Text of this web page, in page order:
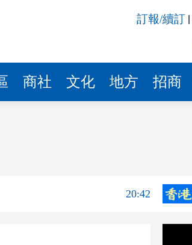
訂報/續訂
商社 文化 地方 招商
20:42
20:39
作夥伴